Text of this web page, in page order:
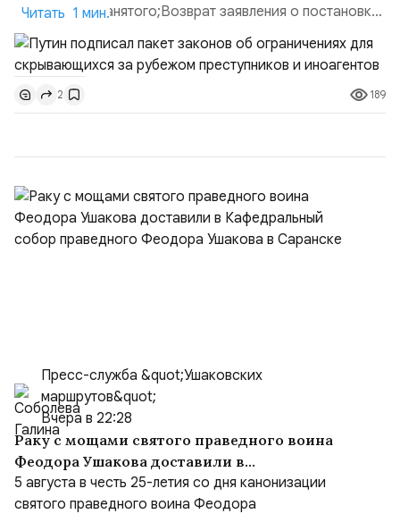
ИП или самозанятого;Возврат заявления о постановке
недвижимости на кадастровый учет;Ограничение
водительских прав;Запрет регистрации транспортных
средств и на заключение сделок по
доверенности;Отказ в заключении кредитного
договора, предоставлении государственных и
Читать 1 мин.
2 189
Пресс-служба &quot;Ушаковских
маршрутов&quot;
Вчера в 22:28
Раку с мощами святого праведного воина
Феодора Ушакова доставили в
Кафедральный собор праведного Феодора
Ушакова в Саранске
5 августа в честь 25-летия со дня канонизации
святого праведного воина Феодора